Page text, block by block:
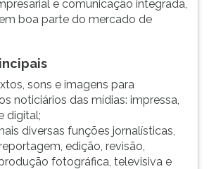
e comunicação integrada,
boa parte do mercado de
sons e imagens para
noticiários das mídias: impressa,
digital;
diversas funções jornalísticas,
edição, revisão,
fotográfica, televisiva e